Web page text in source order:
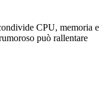
CPU, memoria e
può rallentare